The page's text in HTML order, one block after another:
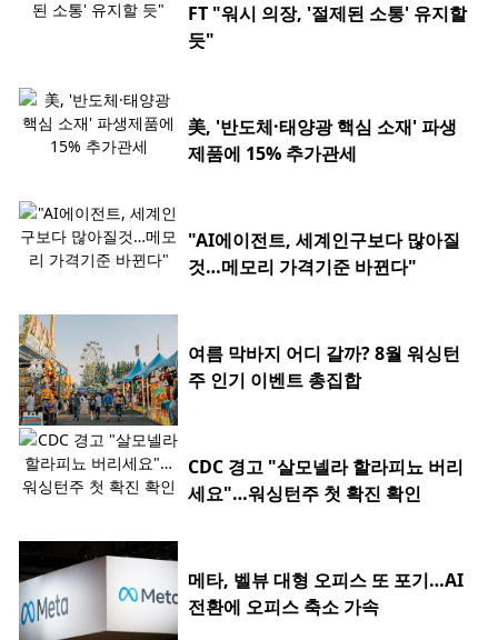
FT "워시 의장, '절제된 소통' 유지할
듯"
美, '반도체·태양광 핵심 소재' 파생
제품에 15% 추가관세
"AI에이전트, 세계인구보다 많아질
것…메모리 가격기준 바뀐다"
여름 막바지 어디 갈까? 8월 워싱턴
주 인기 이벤트 총집합
CDC 경고 "살모넬라 할라피뇨 버리
세요"…워싱턴주 첫 확진 확인
메타, 벨뷰 대형 오피스 또 포기…AI
전환에 오피스 축소 가속